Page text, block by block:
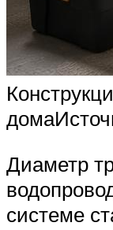
Диаметр
системе